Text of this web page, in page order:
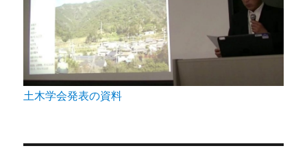
土木学会発表の資料